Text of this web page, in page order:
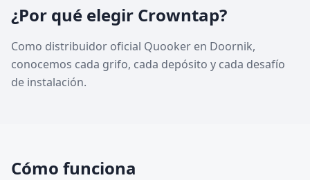
¿Por qué elegir Crowntap?
Como distribuidor oficial Quooker en Doornik,
conocemos cada grifo, cada depósito y cada desafío
de instalación.
Cómo funciona